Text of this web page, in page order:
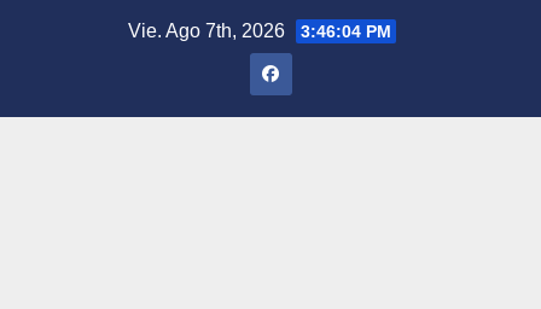
Vie. Ago 7th, 2026 3:46:05 PM